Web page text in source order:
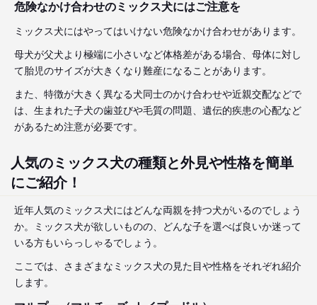
危険なかけ合わせのミックス犬にはご注意を
ミックス犬にはやってはいけない危険なかけ合わせがあります。
母犬が父犬より極端に小さいなど体格差がある場合、母体に対し
て胎児のサイズが大きくなり難産になることがあります。
また、特徴が大きく異なる犬同士のかけ合わせや近親交配などで
は、生まれた子犬の歯並びや毛質の問題、遺伝的疾患の心配など
があるため注意が必要です。
人気のミックス犬の種類と外見や性格を簡単
にご紹介！
近年人気のミックス犬にはどんな両親を持つ犬がいるのでしょう
か。ミックス犬が欲しいものの、どんな子を選べば良いか迷って
いる方もいらっしゃるでしょう。
ここでは、さまざまなミックス犬の見た目や性格をそれぞれ紹介
します。